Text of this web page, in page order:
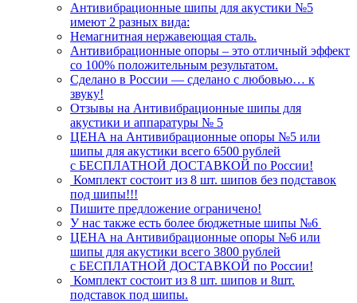
Антивибрационные шипы для акустики №5
имеют 2 разных вида:
Немагнитная нержавеющая сталь.
Антивибрационные опоры – это отличный эффект
со 100% положительным результатом.
Сделано в России — сделано с любовью… к
звуку!
Отзывы на Антивибрационные шипы для
акустики и аппаратуры № 5
ЦЕНА на Антивибрационные опоры №5 или
шипы для акустики всего 6500 рублей
с БЕСПЛАТНОЙ ДОСТАВКОЙ по России!
Комплект состоит из 8 шт. шипов без подставок
под шипы!!!
Пишите предложение ограничено!
У нас также есть более бюджетные шипы №6
ЦЕНА на Антивибрационные опоры №6 или
шипы для акустики всего 3800 рублей
с БЕСПЛАТНОЙ ДОСТАВКОЙ по России!
Комплект состоит из 8 шт. шипов и 8шт.
подставок под шипы.